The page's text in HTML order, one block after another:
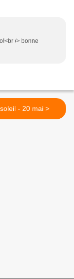
/> bonne
lundi soleil - 20 mai >